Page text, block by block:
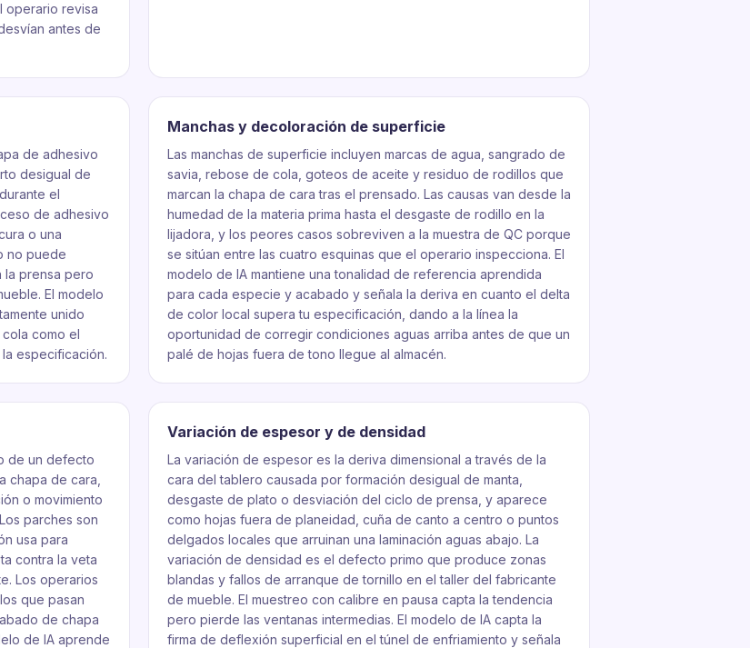
operario revisa
antes de
de adhesivo
desigual de
el
de adhesivo
o una
no puede
la prensa pero
El modelo
unido
como el
especificación.
Manchas y decoloración de superficie
Las manchas de superficie incluyen marcas de agua, sangrado de
savia, rebose de cola, goteos de aceite y residuo de rodillos que
marcan la chapa de cara tras el prensado. Las causas van desde la
humedad de la materia prima hasta el desgaste de rodillo en la
lijadora, y los peores casos sobreviven a la muestra de QC porque
se sitúan entre las cuatro esquinas que el operario inspecciona. El
modelo de IA mantiene una tonalidad de referencia aprendida
para cada especie y acabado y señala la deriva en cuanto el delta
de color local supera tu especificación, dando a la línea la
oportunidad de corregir condiciones aguas arriba antes de que un
palé de hojas fuera de tono llegue al almacén.
de un defecto
chapa de cara,
o movimiento
parches son
usa para
contra la veta
Los operarios
que pasan
de chapa
de IA aprende
Variación de espesor y de densidad
La variación de espesor es la deriva dimensional a través de la
cara del tablero causada por formación desigual de manta,
desgaste de plato o desviación del ciclo de prensa, y aparece
como hojas fuera de planeidad, cuña de canto a centro o puntos
delgados locales que arruinan una laminación aguas abajo. La
variación de densidad es el defecto primo que produce zonas
blandas y fallos de arranque de tornillo en el taller del fabricante
de mueble. El muestreo con calibre en pausa capta la tendencia
pero pierde las ventanas intermedias. El modelo de IA capta la
firma de deflexión superficial en el túnel de enfriamiento y señala